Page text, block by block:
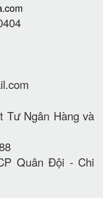
Tư Ngân Hàng và
Quân Đội - Chi